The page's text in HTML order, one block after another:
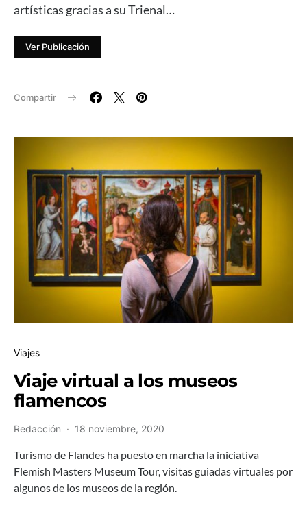
artísticas gracias a su Trienal…
Ver Publicación
Compartir
Viajes
Viaje virtual a los museos
flamencos
Redacción 18 noviembre, 2020
Turismo de Flandes ha puesto en marcha la iniciativa
Flemish Masters Museum Tour, visitas guiadas virtuales por
algunos de los museos de la región.